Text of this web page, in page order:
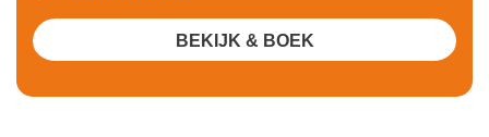
BEKIJK & BOEK